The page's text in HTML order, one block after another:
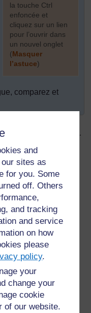
and
sites as
for you. Some
off. Others
and tracking
and service
on how
please
policy.
your
change your
cookie
of our website.
la touche Ctrl
enfoncée et
cliquez sur un lien
pour l’ouvrir dans
un nouvel onglet
(Masquer
l’astuce)
comparez et
qu’y a-t-il sur
de la classe avec
d’illustrations les
de la classe avec
de s’exercer
des jeux, des